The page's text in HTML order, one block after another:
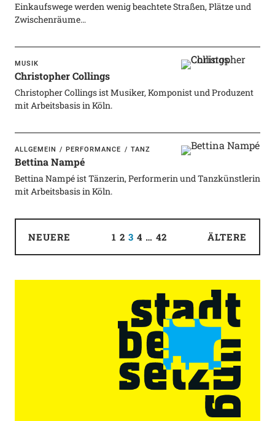
Einkaufswege werden wenig beachtete Straßen, Plätze und
Zwischenräume…
MUSIK
Christopher Collings
Christopher Collings ist Musiker, Komponist und Produzent
mit Arbeitsbasis in Köln.
ALLGEMEIN PERFORMANCE TANZ
Bettina Nampé
Bettina Nampé ist Tänzerin, Performerin und Tanzkünstlerin
mit Arbeitsbasis in Köln.
NEUERE 1 2 3 4 … 42 ÄLTERE